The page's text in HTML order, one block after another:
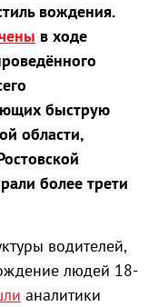
вождения.
в ходе
быструю
области,
более трети
водителей,
людей 18-
аналитики